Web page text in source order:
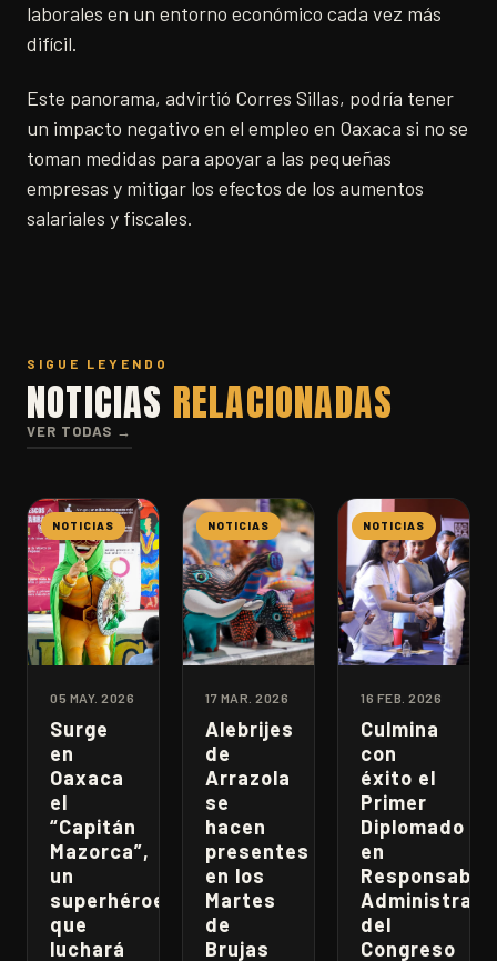
laborales en un entorno económico cada vez más
difícil.
Este panorama, advirtió Corres Sillas, podría tener
un impacto negativo en el empleo en Oaxaca si no se
toman medidas para apoyar a las pequeñas
empresas y mitigar los efectos de los aumentos
salariales y fiscales.
SIGUE LEYENDO
NOTICIAS RELACIONADAS
VER TODAS →
NOTICIAS
05 MAY. 2026
Surge
en
Oaxaca
el
“Capitán
Mazorca”,
un
superhéroe
que
luchará
NOTICIAS
17 MAR. 2026
Alebrijes
de
Arrazola
se
hacen
presentes
en los
Martes
de
Brujas
NOTICIAS
16 FEB. 2026
Culmina
con
éxito el
Primer
Diplomado
en
del
Congreso